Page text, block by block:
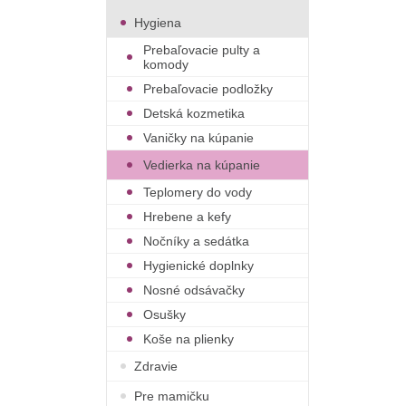
Hygiena
Prebaľovacie pulty a
komody
Prebaľovacie podložky
Detská kozmetika
Vaničky na kúpanie
Vedierka na kúpanie
Teplomery do vody
Hrebene a kefy
Nočníky a sedátka
Hygienické doplnky
Nosné odsávačky
Osušky
Koše na plienky
Zdravie
Pre mamičku